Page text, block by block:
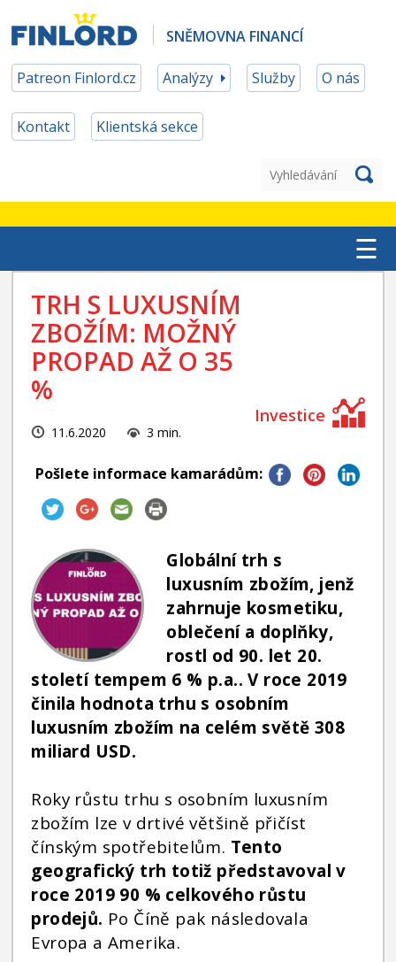
SNĚMOVNA FINANCÍ
Patreon Finlord.cz Analýzy Služby O nás
Kontakt Klientská sekce
☰
TOP ETF
MĚNOVÉ ZAJIŠTĚNÍ
PATREON ČLENSTVÍ
FOND SLAVIC CAPITAL
PODÍLOVÉ FONDY
TRH S LUXUSNÍM
ZBOŽÍM: MOŽNÝ
PROPAD AŽ O 35
%
11.6.2020 3 min.
Pošlete informace kamarádům:
Globální trh s
luxusním zbožím, jenž
zahrnuje kosmetiku,
oblečení a doplňky,
rostl od 90. let 20.
století tempem 6 % p.a.. V roce 2019
činila hodnota trhu s osobním
luxusním zbožím na celém světě 308
miliard USD.
Roky růstu trhu s osobním luxusním
zbožím lze v drtivé většině přičíst
čínským spotřebitelům. Tento
geografický trh totiž představoval v
roce 2019 90 % celkového růstu
prodejů. Po Číně pak následovala
Evropa a Amerika.